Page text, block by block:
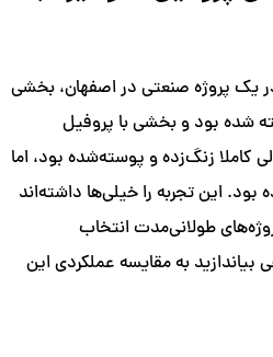
یک پروژه صنعتی در اصفهان، بخشی
شده بود و بخشی با پروفیل
کاملا زنگ‌زده و پوسته‌شده بود، اما
بود. این تجربه را خیلی‌ها داشته‌اند
طولانی‌مدت انتخاب
به مقایسه عملکردی این